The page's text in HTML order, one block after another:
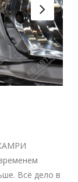
Всё дело в